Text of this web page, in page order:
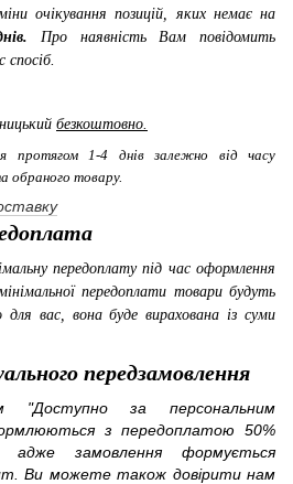
очікування позицій, яких немає на
Про наявність Вам повідомить
безкоштовно.
протягом 1-4 днів залежно від часу
обраного товару.
передоплату під час оформлення
передоплати товари будуть
для вас, вона буде вирахована із суми
передзамовлення
"Доступно за персональним
з передоплатою 50%
адже замовлення формується
Ви можете також довірити нам